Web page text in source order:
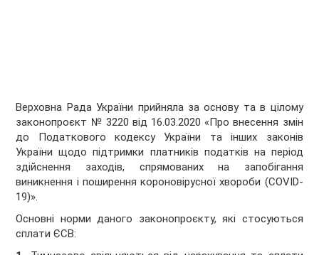
Верховна Рада України прийняла за основу та в цілому
законопроєкт № 3220 від 16.03.2020 «Про внесення змін
до Податкового кодексу України та інших законів
України щодо підтримки платників податків на період
здійснення заходів, спрямованих на запобігання
виникнення і поширення короновірусної хвороби (COVID-
19)».
Основні норми даного законопроєкту, які стосуються
сплати ЄСВ: